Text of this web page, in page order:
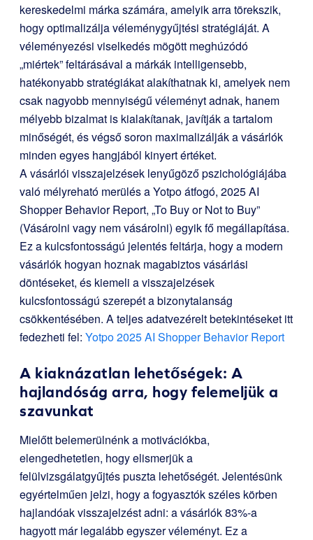
kereskedelmi márka számára, amelyik arra törekszik,
hogy optimalizálja véleménygyűjtési stratégiáját. A
véleményezési viselkedés mögött meghúzódó
„miértek” feltárásával a márkák intelligensebb,
hatékonyabb stratégiákat alakíthatnak ki, amelyek nem
csak nagyobb mennyiségű véleményt adnak, hanem
mélyebb bizalmat is kialakítanak, javítják a tartalom
minőségét, és végső soron maximalizálják a vásárlók
minden egyes hangjából kinyert értéket.
A vásárlói visszajelzések lenyűgöző pszichológiájába
való mélyreható merülés a Yotpo átfogó, 2025 AI
Shopper Behavior Report, „To Buy or Not to Buy”
(Vásárolni vagy nem vásárolni) egyik fő megállapítása.
Ez a kulcsfontosságú jelentés feltárja, hogy a modern
vásárlók hogyan hoznak magabiztos vásárlási
döntéseket, és kiemeli a visszajelzések
kulcsfontosságú szerepét a bizonytalanság
csökkentésében. A teljes adatvezérelt betekintéseket itt
fedezheti fel: Yotpo 2025 AI Shopper Behavior Report
A kiaknázatlan lehetőségek: A
hajlandóság arra, hogy felemeljük a
szavunkat
Mielőtt belemerülnénk a motivációkba,
elengedhetetlen, hogy elismerjük a
felülvizsgálatgyűjtés puszta lehetőségét. Jelentésünk
egyértelműen jelzi, hogy a fogyasztók széles körben
hajlandóak visszajelzést adni: a vásárlók 83%-a
hagyott már legalább egyszer véleményt. Ez a